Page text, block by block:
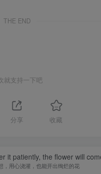
THE END
就支持一下吧
分享 收藏
it patiently, the flower will
，用心浇灌，也能开出绚烂的花